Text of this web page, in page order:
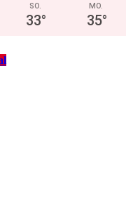
SO.
33°
MO.
35°